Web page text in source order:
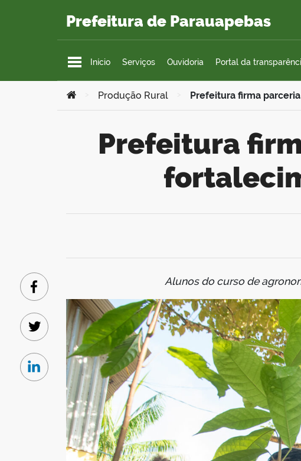
Prefeitura de Parauapebas
Início Serviços Ouvidoria Portal da
Você está aqui:
Produção Rural Prefeitura firma
Prefeitura firma parceria com a UFRA para
Alunos do curso de
Facebook
Twitter
Linkedin